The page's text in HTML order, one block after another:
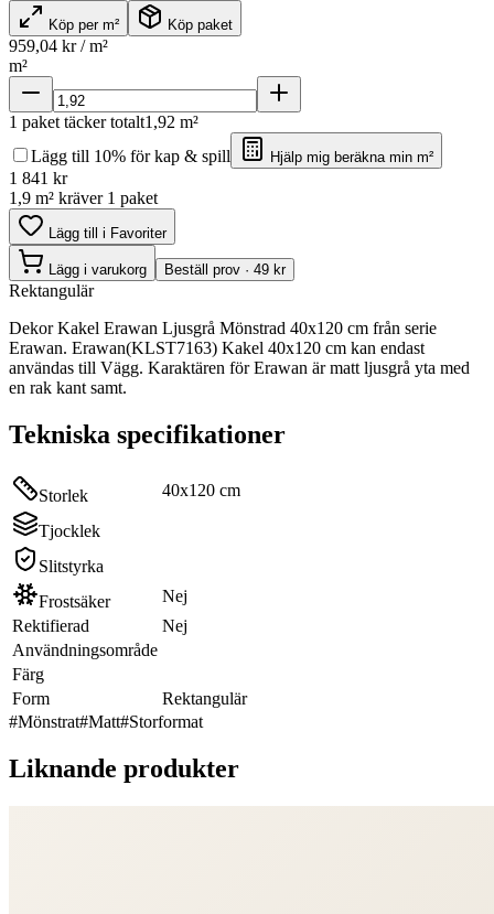
Köp per m² Köp paket
959,04 kr / m²
m²
1 paket täcker totalt1,92 m²
Lägg till 10% för kap & spill
Hjälp mig beräkna min m²
1 841 kr
1,9 m² kräver 1 paket
Lägg till i Favoriter
Lägg i varukorg Beställ prov · 49 kr
Rektangulär
Dekor Kakel Erawan Ljusgrå Mönstrad 40x120 cm från serie
Erawan. Erawan(KLST7163) Kakel 40x120 cm kan endast
användas till Vägg. Karaktären för Erawan är matt ljusgrå yta med
en rak kant samt.
Tekniska specifikationer
Storlek 40x120 cm
Tjocklek
Slitstyrka
Frostsäker
Nej
Rektifierad
Nej
Användningsområde
Färg
Form
Rektangulär
#Mönstrat#Matt#Storformat
Liknande produkter